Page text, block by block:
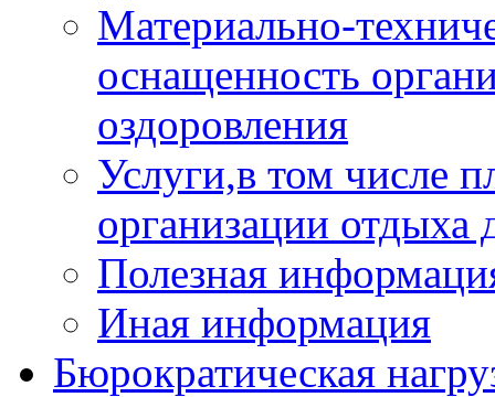
Материально-
оснащенность
оздоровления
Услуги,в том числе
организации отдыха
Полезная
Иная информация
Бюрократическая